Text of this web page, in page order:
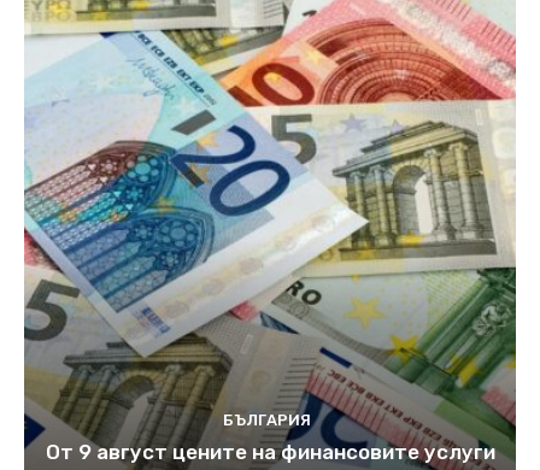
БЪЛГАРИЯ
От 9 август цените на финансовите услуги